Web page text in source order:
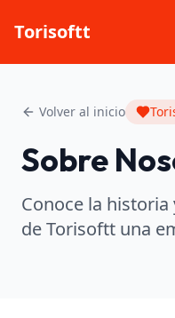
Torisoftt
Volver al inicio
Sobre
Conoce la
de Torisoftt una